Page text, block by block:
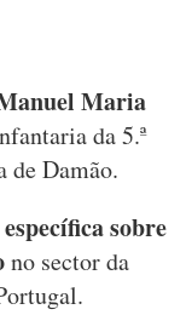
Maria
da 5.ª
de Damão.
sobre
no sector da